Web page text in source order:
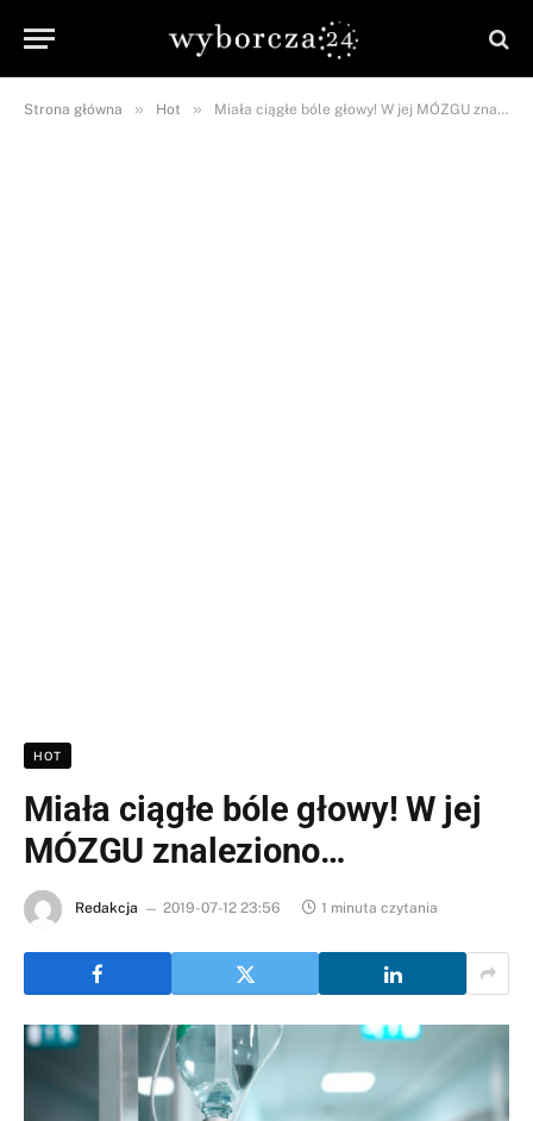
Strona główna » Hot » Miała ciągłe bóle głowy! W jej MÓZGU znaleziono…
HOT
Miała ciągłe bóle głowy! W jej
MÓZGU znaleziono…
Redakcja 2019-07-12 23:56 1 minuta czytania